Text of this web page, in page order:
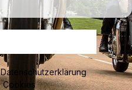
Datenschutzerklärung
Cookies